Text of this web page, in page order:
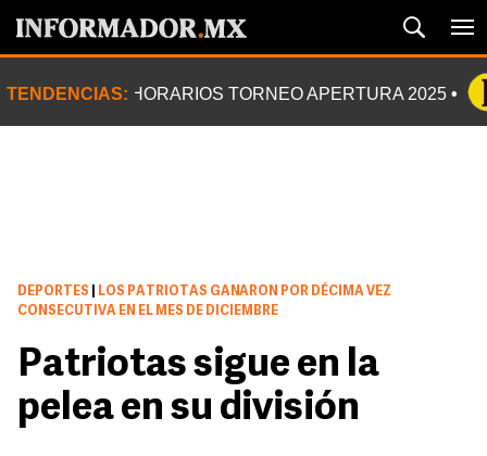
TENDENCIAS: HORARIOS TORNEO APERTURA 2025
DEPORTES
LOS PATRIOTAS GANARON POR DÉCIMA VEZ
CONSECUTIVA EN EL MES DE DICIEMBRE
Patriotas sigue en la
pelea en su división